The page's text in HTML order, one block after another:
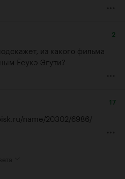
2
из какого фильма
Ёсукэ Эгути?
17
name/20302/6986/